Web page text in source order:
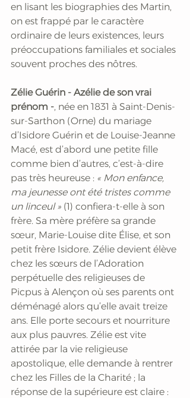
en lisant les biographies des Martin,
on est frappé par le caractère
ordinaire de leurs existences, leurs
préoccupations familiales et sociales
souvent proches des nôtres.
Zélie Guérin - Azélie de son vrai
prénom -, née en 1831 à Saint-Denis-
sur-Sarthon (Orne) du mariage
d’Isidore Guérin et de Louise-Jeanne
Macé, est d’abord une petite fille
comme bien d’autres, c’est-à-dire
pas très heureuse : « Mon enfance,
ma jeunesse ont été tristes comme
un linceul » (1) confiera-t-elle à son
frère. Sa mère préfère sa grande
sœur, Marie-Louise dite Élise, et son
petit frère Isidore. Zélie devient élève
chez les sœurs de l’Adoration
perpétuelle des religieuses de
Picpus à Alençon où ses parents ont
déménagé alors qu’elle avait treize
ans. Elle porte secours et nourriture
aux plus pauvres. Zélie est vite
attirée par la vie religieuse
apostolique, elle demande à rentrer
chez les Filles de la Charité ; la
réponse de la supérieure est claire :